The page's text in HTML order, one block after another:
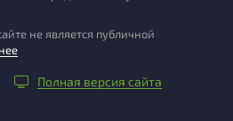
не является публичной
Полная версия сайта